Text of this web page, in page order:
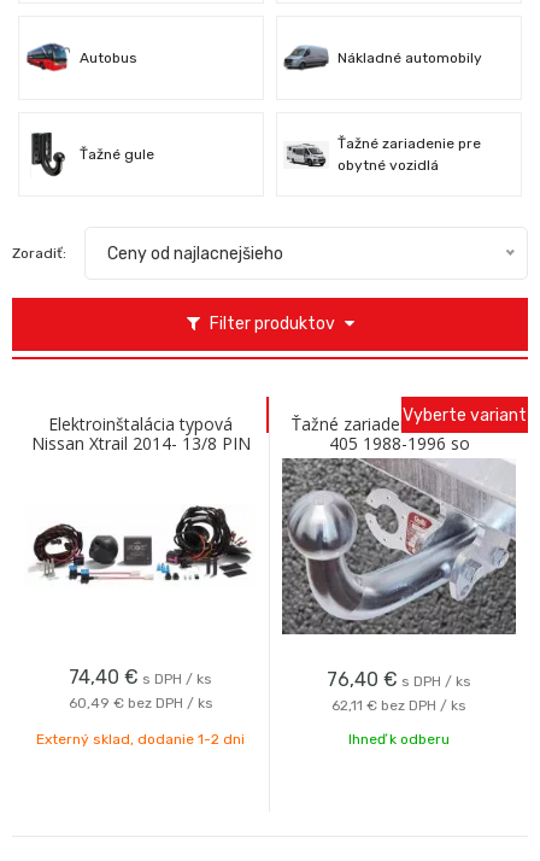
Autobus Nákladné automobily
Ťažné gule
Ťažné zariadenie pre
obytné vozidlá
Filter produktov
Zoradiť: Ceny od najlacnejšieho
Elektroinštalácia typová
Nissan Xtrail 2014- 13/8 PIN
74,40 € s DPH / ks
60,49 € bez DPH / ks
Externý sklad, dodanie 1-2 dni
Ťažné zariadenie PEUGEOT
405 1988-1996 so
skrutkovým odnímaním A
Galia
76,40 € s DPH / ks
62,11 € bez DPH / ks
Vyberte variant
Ihneď k odberu